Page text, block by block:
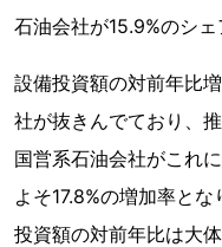
石油会社が15.9%のシェ
設備投資額の対前年比
社が抜きんでており、
国営系石油会社がこれ
よそ17.8%の増加率と
投資額の対前年比は大